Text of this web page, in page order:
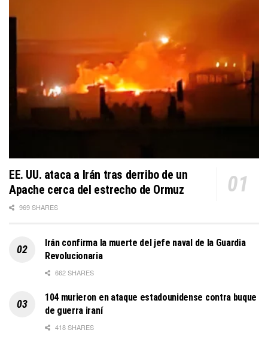
EE. UU. ataca a Irán tras derribo de un
Apache cerca del estrecho de Ormuz
969 SHARES
Irán confirma la muerte del jefe naval de la Guardia
Revolucionaria
662 SHARES
104 murieron en ataque estadounidense contra buque
de guerra iraní
418 SHARES